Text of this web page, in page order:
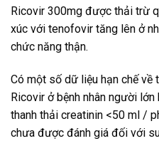
Ricovir 300mg được thải trừ
xúc với tenofovir tăng lên ở
chức năng thận.
Có một số dữ liệu hạn chế về
Ricovir ở bệnh nhân người
thanh thải creatinin <50 ml /
chưa được đánh giá đối với